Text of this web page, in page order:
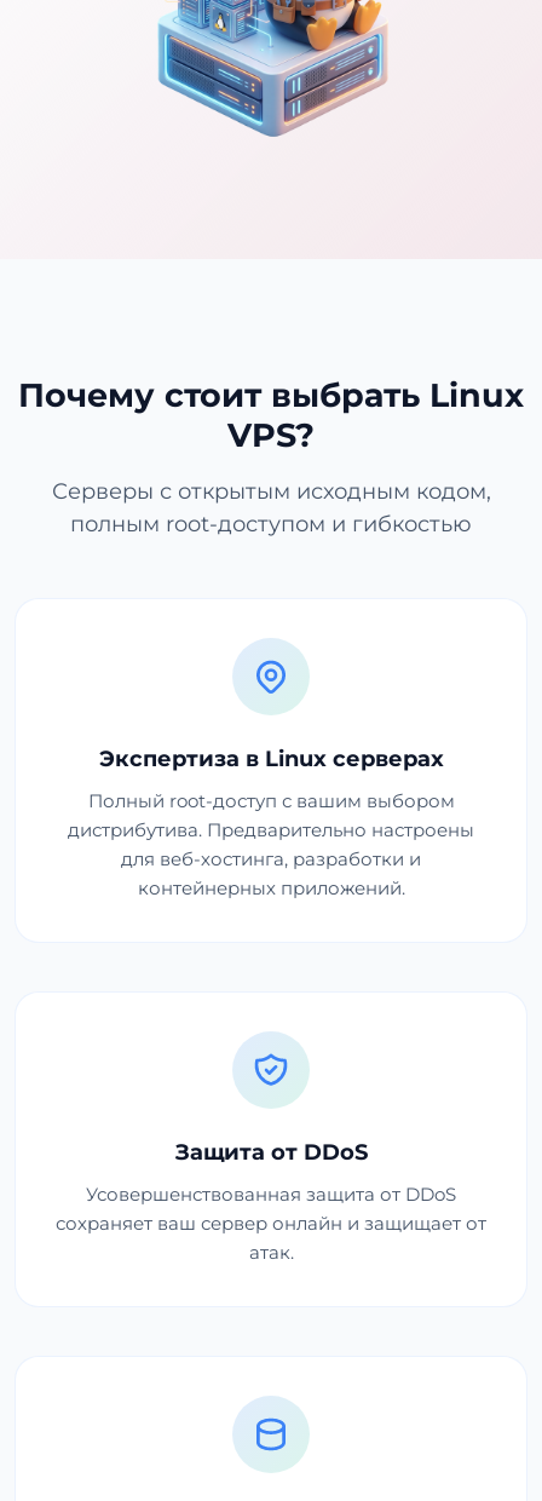
Почему стоит выбрать Linux
VPS?
Серверы с открытым исходным кодом,
полным root-доступом и гибкостью
Экспертиза в Linux серверах
Полный root-доступ с вашим выбором
дистрибутива. Предварительно настроены
для веб-хостинга, разработки и
контейнерных приложений.
Защита от DDoS
Усовершенствованная защита от DDoS
сохраняет ваш сервер онлайн и защищает от
атак.